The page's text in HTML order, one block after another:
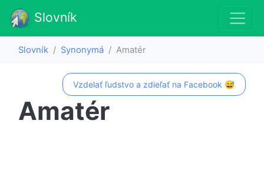
Slovník
Slovník Synonymá Amatér
Vzdelať ľudstvo a zdieľať na Facebook 😅
Amatér